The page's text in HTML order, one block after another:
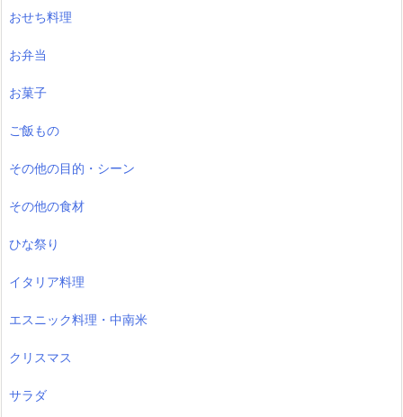
おせち料理
お弁当
お菓子
ご飯もの
その他の目的・シーン
その他の食材
ひな祭り
イタリア料理
エスニック料理・中南米
クリスマス
サラダ